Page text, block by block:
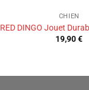
CHIEN
RED DINGO Jouet
19,90€